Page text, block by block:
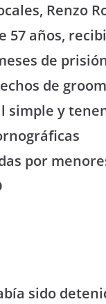
Renzo
57 años,
de
de
simple y
por
sido